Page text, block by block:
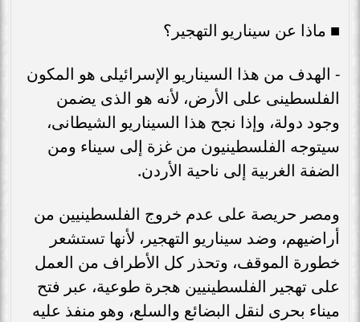
■ ماذا عن سيناريو التهجير؟
- الهدف من هذا السيناريو الإسرائيلى هو المكون
الفلسطينى على الأرض، لأنه هو الذى يضمن
وجود دولة، وإذا نجح هذا السيناريو الشيطانى،
سيتوجه الفلسطينيون من غزة إلى سيناء ومن
الضفة الغربية إلى ناحية الأردن.
ومصر حريصة على عدم خروج الفلسطينيين من
أراضيهم، وضد سيناريو التهجير، لأنها تستشعر
خطورة الموقف، وتحذر كل الأطراف من العمل
على تهجير الفلسطينيين هجرة طوعية، عبر فتح
ميناء بحرى لنقل البضائع والسلع، وهو منفذ عليه